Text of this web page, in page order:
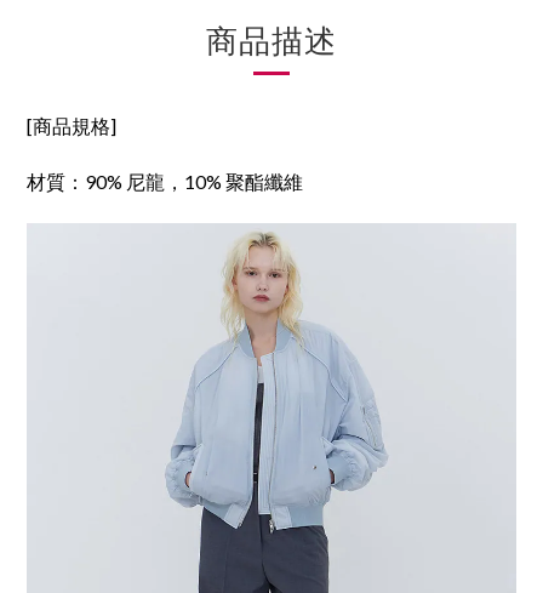
商品描述
[商品規格]
材質： 90% 尼龍，10% 聚酯纖維